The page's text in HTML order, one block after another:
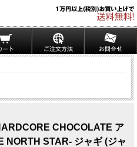
CHOCOLATE ア
NORTH STAR- ジャギ (ジャ